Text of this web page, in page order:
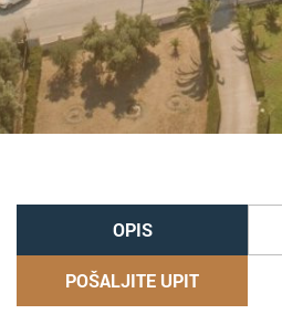
OPIS
POŠALJITE UPIT